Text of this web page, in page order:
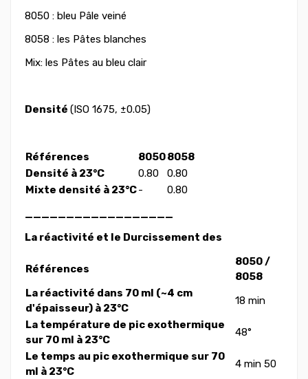
8050 : bleu Pâle veiné
8058 : les Pâtes blanches
Mix: les Pâtes au bleu clair
Densité (ISO 1675, ±0.05)
Références 80508058
Densité à 23°C
0.80
0.80
Mixte densité à 23°C-
0.80
__________________
La réactivité et le Durcissement des
Références
8050 /
8058
La réactivité dans 70 ml (~4 cm
d'épaisseur) à 23°C
18 min
La température de pic exothermique
sur 70 ml à 23°C
48°
Le temps au pic exothermique sur 70
ml à 23°C
4 min 50